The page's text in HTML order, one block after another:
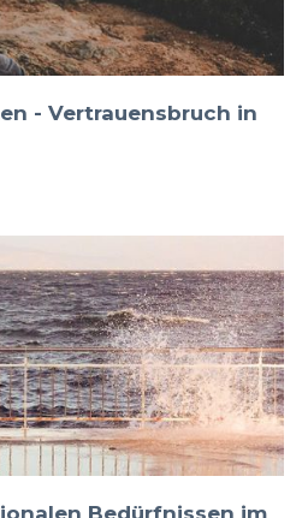
- Vertrauensbruch in
Bedürfnissen im